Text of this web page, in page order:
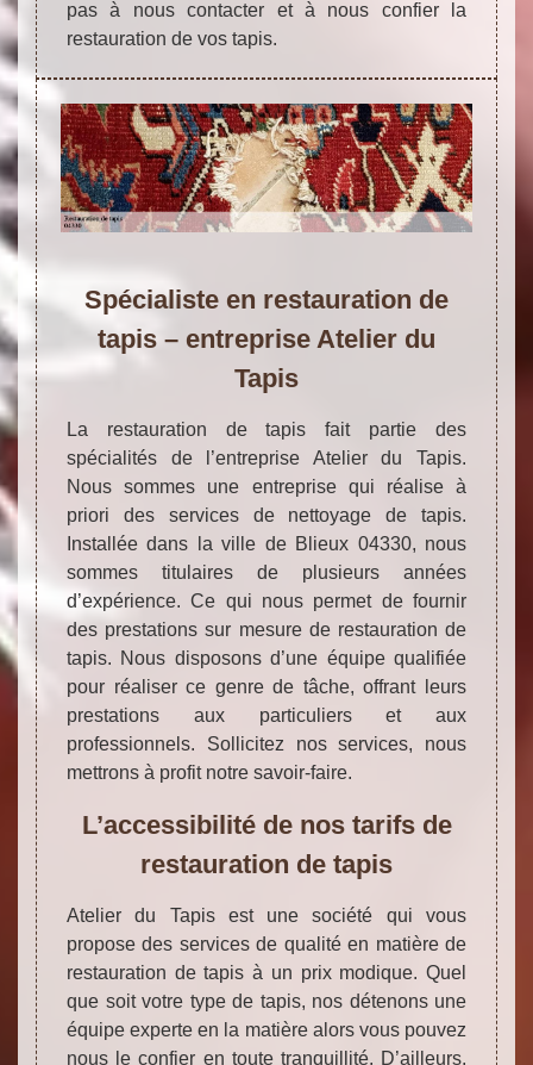
pas à nous contacter et à nous confier la
restauration de vos tapis.
Spécialiste en restauration de
tapis – entreprise Atelier du
Tapis
La restauration de tapis fait partie des
spécialités de l’entreprise Atelier du Tapis.
Nous sommes une entreprise qui réalise à
priori des services de nettoyage de tapis.
Installée dans la ville de Blieux 04330, nous
sommes titulaires de plusieurs années
d’expérience. Ce qui nous permet de fournir
des prestations sur mesure de restauration de
tapis. Nous disposons d’une équipe qualifiée
pour réaliser ce genre de tâche, offrant leurs
prestations aux particuliers et aux
professionnels. Sollicitez nos services, nous
mettrons à profit notre savoir-faire.
L’accessibilité de nos tarifs de
restauration de tapis
Atelier du Tapis est une société qui vous
propose des services de qualité en matière de
restauration de tapis à un prix modique. Quel
que soit votre type de tapis, nos détenons une
équipe experte en la matière alors vous pouvez
nous le confier en toute tranquillité. D’ailleurs,